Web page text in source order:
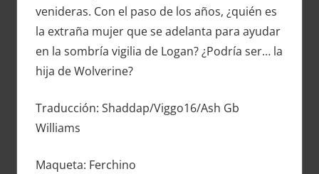
venideras. Con el paso de los años, ¿quién es
la extraña mujer que se adelanta para ayudar
en la sombría vigilia de Logan? ¿Podría ser… la
hija de Wolverine?
Traducción: Shaddap/Viggo16/Ash Gb
Williams
Maqueta: Ferchino